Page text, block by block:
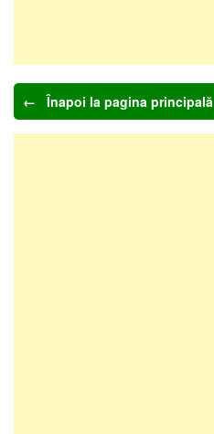
← Înapoi la pagina principală